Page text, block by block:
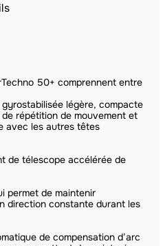
50+ comprennent entre
légère, compacte
répétition de mouvement et
avec les autres têtes
de télescope accélérée de
permet de maintenir
direction constante durant les
de compensation d’arc